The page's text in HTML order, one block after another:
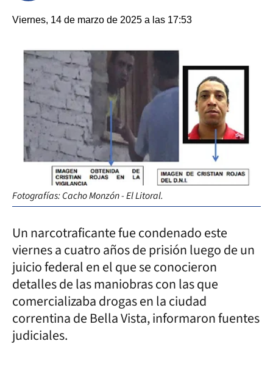
Viernes, 14 de marzo de 2025 a las 17:53
Fotografías: Cacho Monzón - El Litoral.
Un narcotraficante fue condenado este
viernes a cuatro años de prisión luego de un
juicio federal en el que se conocieron
detalles de las maniobras con las que
comercializaba drogas en la ciudad
correntina de Bella Vista, informaron fuentes
judiciales.